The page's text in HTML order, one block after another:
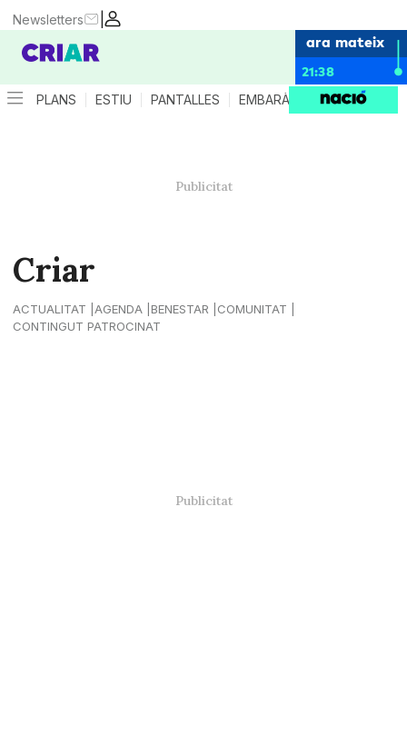
|
Newsletters
ara mateix
21:38
PLANS ESTIU PANTALLES EMBARÀS CRIANÇA
Criar
ACTUALITAT AGENDA BENESTAR
COMUNITAT
CONTINGUT PATROCINAT